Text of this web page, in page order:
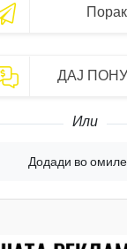
ДАЈ
Или
Додади во